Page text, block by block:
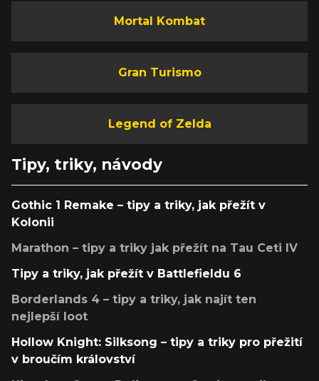
Mortal Kombat
Gran Turismo
Legend of Zelda
Tipy, triky, návody
Gothic 1 Remake – tipy a triky, jak přežít v
Kolonii
Marathon – tipy a triky jak přežít na Tau Ceti IV
Tipy a triky, jak přežít v Battlefieldu 6
Borderlands 4 – tipy a triky, jak najít ten
nejlepší loot
Hollow Knight: Silksong – tipy a triky pro přežití
v broučím království